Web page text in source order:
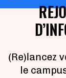
(Re)lancez
le